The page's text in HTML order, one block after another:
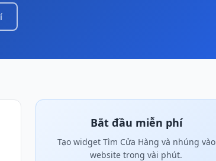
Bắt đầu miễn phí
Tạo widget Tìm Cửa Hàng và nhúng vào
website trong vài phút.